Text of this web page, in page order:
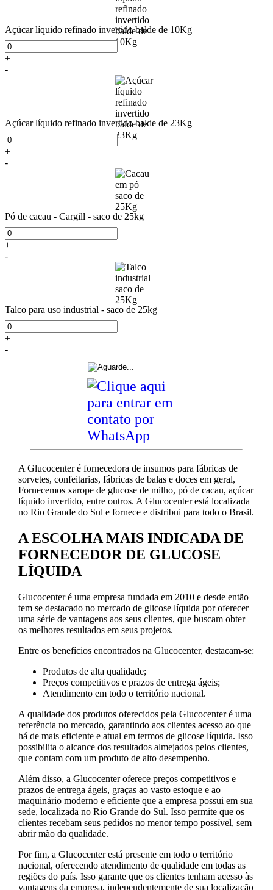
Açúcar líquido refinado invertido balde de 10Kg
+
-
Açúcar líquido refinado invertido balde de 23Kg
+
-
Pó de cacau - Cargill - saco de 25kg
+
-
Talco para uso industrial - saco de 25kg
+
-
A Glucocenter é fornecedora de insumos para fábricas de
sorvetes, confeitarias, fábricas de balas e doces em geral,
Fornecemos xarope de glucose de milho, pó de cacau, açúcar
líquido invertido, entre outros. A Glucocenter está localizada
no Rio Grande do Sul e fornece e distribui para todo o Brasil.
A ESCOLHA MAIS INDICADA DE
FORNECEDOR DE GLUCOSE
LÍQUIDA
Glucocenter é uma empresa fundada em 2010 e desde então
tem se destacado no mercado de glicose líquida por oferecer
uma série de vantagens aos seus clientes, que buscam obter
os melhores resultados em seus projetos.
Entre os benefícios encontrados na Glucocenter, destacam-se:
Produtos de alta qualidade;
Preços competitivos e prazos de entrega ágeis;
Atendimento em todo o território nacional.
A qualidade dos produtos oferecidos pela Glucocenter é uma
referência no mercado, garantindo aos clientes acesso ao que
há de mais eficiente e atual em termos de glicose líquida. Isso
possibilita o alcance dos resultados almejados pelos clientes,
que contam com um produto de alto desempenho.
Além disso, a Glucocenter oferece preços competitivos e
prazos de entrega ágeis, graças ao vasto estoque e ao
maquinário moderno e eficiente que a empresa possui em sua
sede, localizada no Rio Grande do Sul. Isso permite que os
clientes recebam seus pedidos no menor tempo possível, sem
abrir mão da qualidade.
Por fim, a Glucocenter está presente em todo o território
nacional, oferecendo atendimento de qualidade em todas as
regiões do país. Isso garante que os clientes tenham acesso às
vantagens da empresa, independentemente de sua localização